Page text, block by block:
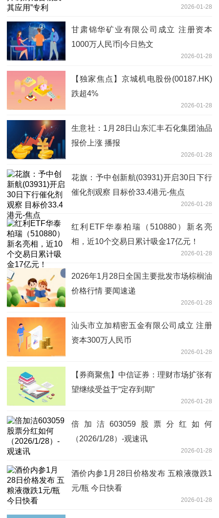
2026-01-28
甘肃锦华矿业有限公司成立 注册资本
1000万人民币|今日热文
2026-01-28
【独家焦点】京城机电股份(00187.HK)
跌超4%
2026-01-28
生意社：1月28日山东汇丰石化集团油品
报价上涨 播报
2026-01-28
花旗：予中创新航(03931)开启30日下行
催化剂观察 目标价33.4港元-焦点
2026-01-28
红利ETF华泰柏瑞（510880）新名亮
相，近10个交易日累计吸金17亿元！
2026-01-28
2026年1月28日全国主要批发市场棕榈油
价格行情 要闻速递
2026-01-28
汕头市立加精密五金有限公司成立 注册
资本300万人民币
2026-01-28
【券商聚焦】中信证券：理财市场扩张有
望继续受益于“定存到期”
2026-01-28
倍加洁603059股票分红如何
（2026/1/28）-观速讯
2026-01-28
酒价内参1月28日价格发布 五粮液微跌1
元/瓶 今日快看
2026-01-28